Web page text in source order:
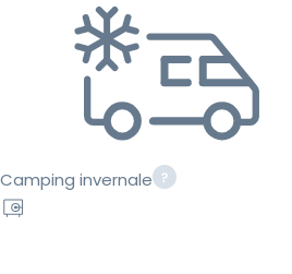
Camping invernale